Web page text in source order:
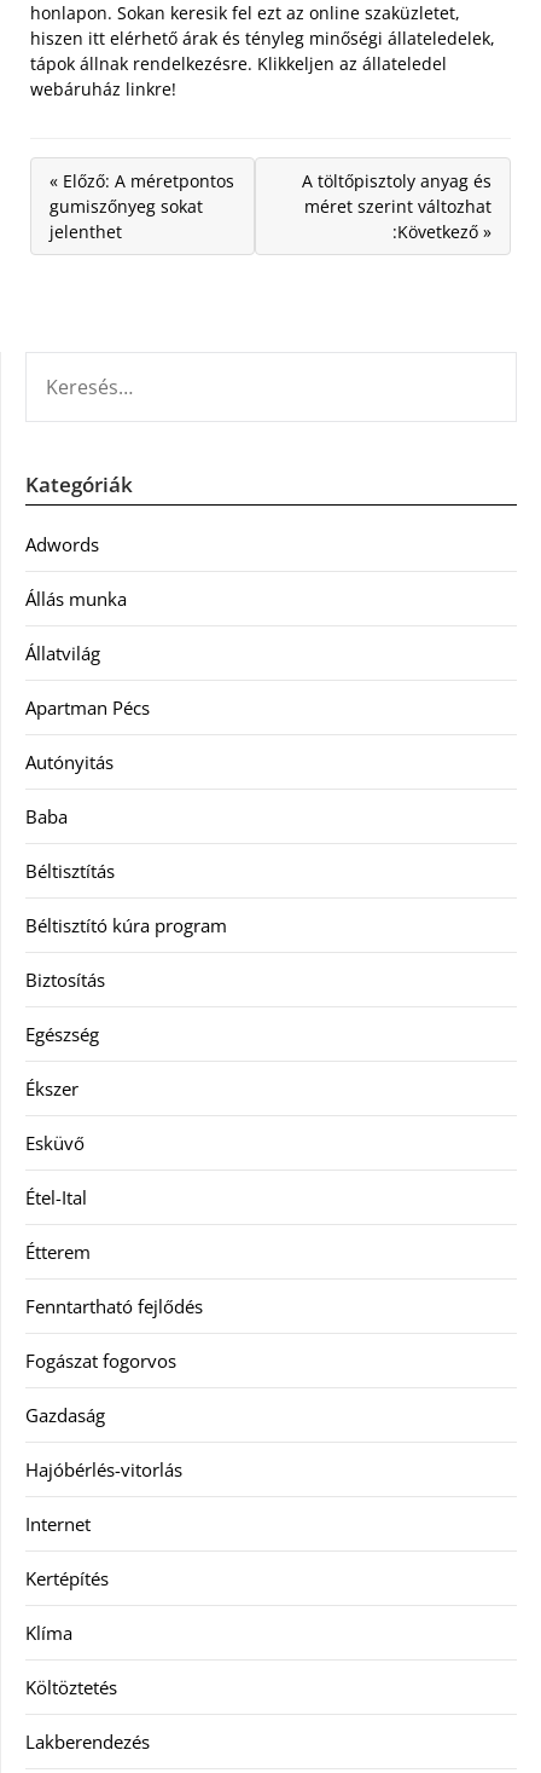
honlapon. Sokan keresik fel ezt az online szaküzletet,
hiszen itt elérhető árak és tényleg minőségi állateledelek,
tápok állnak rendelkezésre. Klikkeljen az állateledel
webáruház linkre!
« Előző: A méretpontos
gumiszőnyeg sokat
jelenthet
A töltőpisztoly anyag és
méret szerint változhat
:Következő »
Kategóriák
Adwords
Állás munka
Állatvilág
Apartman Pécs
Autónyitás
Baba
Béltisztítás
Béltisztító kúra program
Biztosítás
Egészség
Ékszer
Esküvő
Étel-Ital
Étterem
Fenntartható fejlődés
Fogászat fogorvos
Gazdaság
Hajóbérlés-vitorlás
Internet
Kertépítés
Klíma
Költöztetés
Lakberendezés